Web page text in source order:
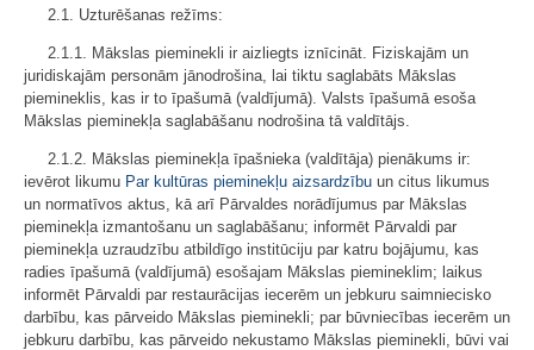
2.1. Uzturēšanas režīms:
2.1.1. Mākslas pieminekli ir aizliegts iznīcināt. Fiziskajām un
juridiskajām personām jānodrošina, lai tiktu saglabāts Mākslas
piemineklis, kas ir to īpašumā (valdījumā). Valsts īpašumā esoša
Mākslas pieminekļa saglabāšanu nodrošina tā valdītājs.
2.1.2. Mākslas pieminekļa īpašnieka (valdītāja) pienākums ir:
ievērot likumu Par kultūras pieminekļu aizsardzību un citus likumus
un normatīvos aktus, kā arī Pārvaldes norādījumus par Mākslas
pieminekļa izmantošanu un saglabāšanu; informēt Pārvaldi par
pieminekļa uzraudzību atbildīgo institūciju par katru bojājumu, kas
radies īpašumā (valdījumā) esošajam Mākslas piemineklim; laikus
informēt Pārvaldi par restaurācijas iecerēm un jebkuru saimniecisko
darbību, kas pārveido Mākslas pieminekli; par būvniecības iecerēm un
jebkuru darbību, kas pārveido nekustamo Mākslas pieminekli, būvi vai